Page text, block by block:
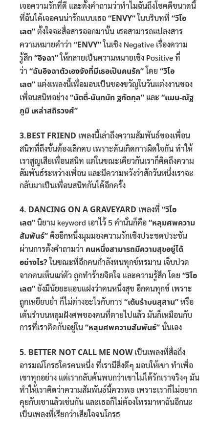
เจอความรักที่ดี และตั้งคำถามว่าทำไมฉันถึงโชคดีขนาดนี้
ที่ฉันได้เจอคนน่ารักแบบเธอ“ENVY”ในบริบทที่ “วิโอ
เลต”ตั้งใจจะสื่อสารออกมานั้น เธอสามารถแปลงสาร
ความหมายคำว่า “ENVY”ในเชิง Negative เรื่องความ
รู้สึก“อิจฉา”ให้กลายเป็นความหมายเชิง Positive ที่
ว่า “ฉันอิจฉาตัวเองจังที่มีเธอเป็นคนรัก”โดย “วิโอ
เลต” แต่งเพลงนี้เพื่อมอบเป็นของขวัญในวันแต่งงานของ
เพื่อนสนิทอย่าง“นัตตี้-นันทนัทฐกัดกุล” และ “แมน-ณัฐ
ภูมิ เหล่าสถิรวงศ์”
3.BEST FRIEND เพลงนี้เล่าถึงความสัมพันธ์ของเพื่อน
สนิทที่ถึงขั้นต้องเลิกคบ เพราะดันเกิดการผิดใจกัน ทำให้
เราสูญเสียเพื่อนสนิท แต่ในขณะเดียวกันเราก็คิดถึงความ
สัมพันธ์ระหว่างเพื่อน และมีความหวังว่าสักวันหนึ่งเราจะ
กลับมาเป็นเพื่อนสนิทกันได้อีกครั้ง
4. DANCING ON A GRAVEYARD เพลงที่ “วิโอ
เลต”นิยาม keyword เอาไว้ 5 คำนั่นก็คือ“หลุมศพความ
สัมพันธ์”คืออีกหนึ่งมุมมองความรักเชิงประชดประชัน
ผ่านการตั้งคำถามว่า คนหนึ่งสามารถมีความสุขอยู่ได้
อย่างไร?ในขณะที่อีกคนกำลังทนทุกข์ทรมาน เจ็บปวด
จากคนเห็นแก่ตัว ถูกทำร้ายจิตใจ และความรู้สึก โดย “วิโอ
เลต”ยังมีนัยยะแอบแฝงว่าคนหนึ่งสุข อีกคนทุกข์ เพราะ
ถูกเหยียบย่ำ ก็ไม่ต่างอะไรกับการ “เต้นรำบนสุสาน”หรือ
เต้นรำบนหลุมฝังศพของคนที่ตายไปแล้ว มันก็เหมือนกับ
การที่เราติดกับอยู่ใน“หลุมศพความสัมพันธ์”นั่นเอง
5. BETTER NOT CALL ME NOWเป็นเพลงที่สื่อถึง
อารมณ์โกรธใครคนหนึ่ง ที่เรามีสิ่งดีๆ มอบให้เขา ทำเพื่อ
เขาทุกอย่าง แต่เรากลับค้นพบกว่าเขาไม่ได้รักเราจริงๆ มัน
ทำให้เราคิดว่าความสัมพันธ์นี้ควรพอ เพราะเราก็ไม่อยาก
คุยกับเขาแล้วเช่นกัน และเธอก็ไม่ต้องโทรมาหาฉันอีกนะ
เป็นเพลงที่เรียกว่าเสียใจจนโกรธ